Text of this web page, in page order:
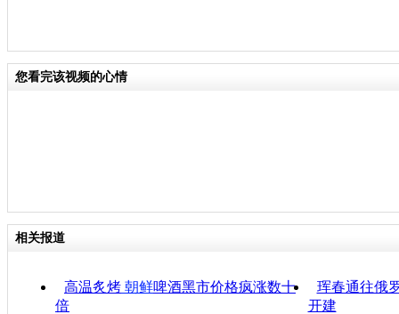
您看完该视频的心情
相关报道
高温炙烤 朝鲜啤酒黑市价格疯涨数十
倍
珲春通往俄
开建